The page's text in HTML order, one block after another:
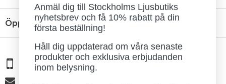
Öppettider
08 - 654 29 00
Anmäl dig till Stockholms Ljusbutiks
nyhetsbrev och få 10% rabatt på din
första beställning!
Håll dig uppdaterad om våra senaste
produkter och exklusiva erbjudanden
inom belysning.